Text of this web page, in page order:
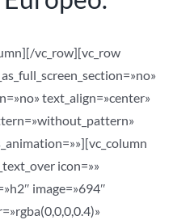
vc_row][vc_row
text_align=»center»
icon=»»
image=»694″